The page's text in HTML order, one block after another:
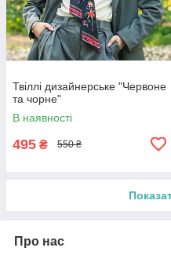
Твіллі дизайнерське "Червоне
та чорне"
В наявності
495 ₴ 550 ₴
Про нас